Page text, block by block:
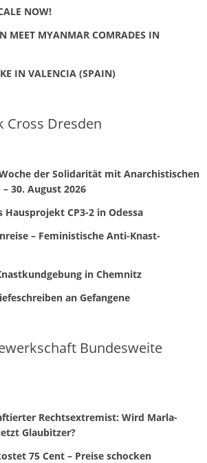
NOW!
MEET MYANMAR COMRADES IN
IN VALENCIA (SPAIN)
Cross Dresden
der Solidarität mit Anarchistischen
30. August 2026
CP3-2 in Odessa
– Feministische Anti-Knast-
in Chemnitz
an Gefangene
Bundesweite
Rechtsextremist: Wird Marla-
Glaubitzer?
75 Cent – Preise schocken